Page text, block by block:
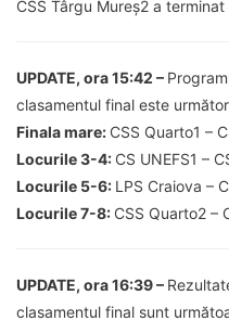
CSS Târgu Mureș2 a
UPDATE, ora 15:42 –
clasamentul final este
Finala mare: CSS Quarto1 –
Locurile 3-4: CS UNEFS1 –
Locurile 5-6: LPS Craiova –
Locurile 7-8: CSS Quarto2 –
UPDATE, ora 16:39 –
clasamentul final sunt